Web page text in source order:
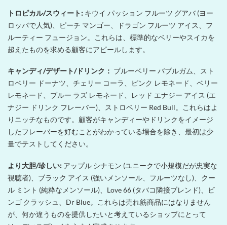
トロピカル/スウィート: キウイ パッション フルーツ グアバ (ヨー
ロッパで人気)、ピーチ マンゴー、ドラゴン フルーツ アイス、フ
ルーティー フュージョン。これらは、標準的なベリーやスイカを
超えたものを求める顧客にアピールします。
キャンディ/デザート/ドリンク： ブルーベリー バブルガム、スト
ロベリー ドーナツ、チェリー コーラ、ピンク レモネード、ベリー
レモネード、ブルー ラズ レモネード、レッド エナジー アイス (エ
ナジー ドリンク フレーバー)、ストロベリー Red Bull。これらはよ
りニッチなものです。顧客がキャンディーやドリンクをイメージ
したフレーバーを好むことがわかっている場合を除き、最初は少
量でテストしてください。
より大胆/珍しい: アップル シナモン (ユニークで小規模だが忠実な
視聴者)、ブラック アイス (強いメンソール、フルーツなし)、クー
ル ミント (純粋なメンソール)、Love 66 (タバコ隣接ブレンド)、ビ
ンゴ クラッシュ、Dr Blue。これらは売れ筋商品にはなりません
が、何か違うものを提供したいと考えているショップにとって